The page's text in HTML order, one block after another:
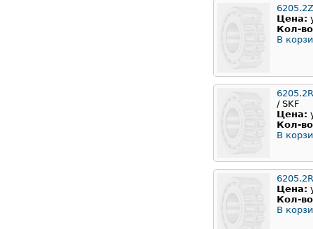
6205.2Z
Цена:
Кол-
В
/ SKF
Цена:
Кол-
В
Цена:
Кол-
В